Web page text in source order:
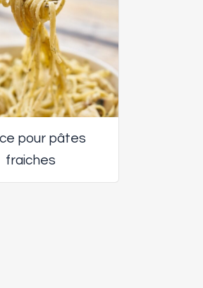
pour pâtes
fraiches